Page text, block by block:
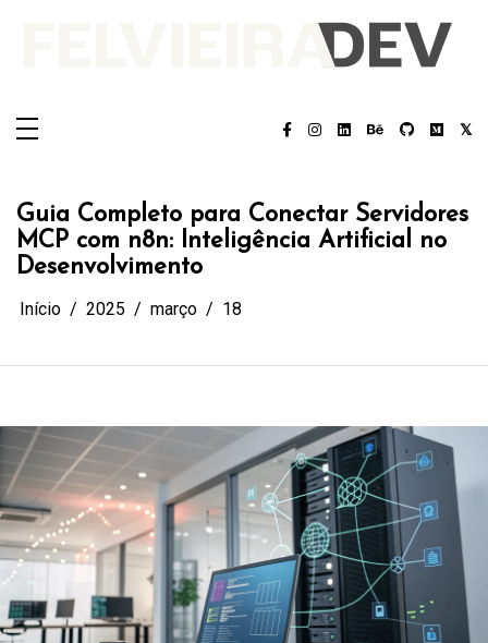
Felvieira.dev
Guia Completo para Conectar Servidores
MCP com n8n: Inteligência Artificial no
Desenvolvimento
Início 2025 março 18